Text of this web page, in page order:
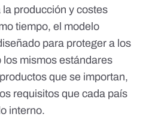
producción y costes
tiempo, el modelo
para proteger a los
mismos estándares
que se importan,
requisitos que cada país
interno.